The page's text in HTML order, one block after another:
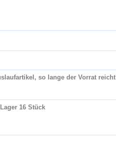
so lange der Vorrat reicht
16 Stück